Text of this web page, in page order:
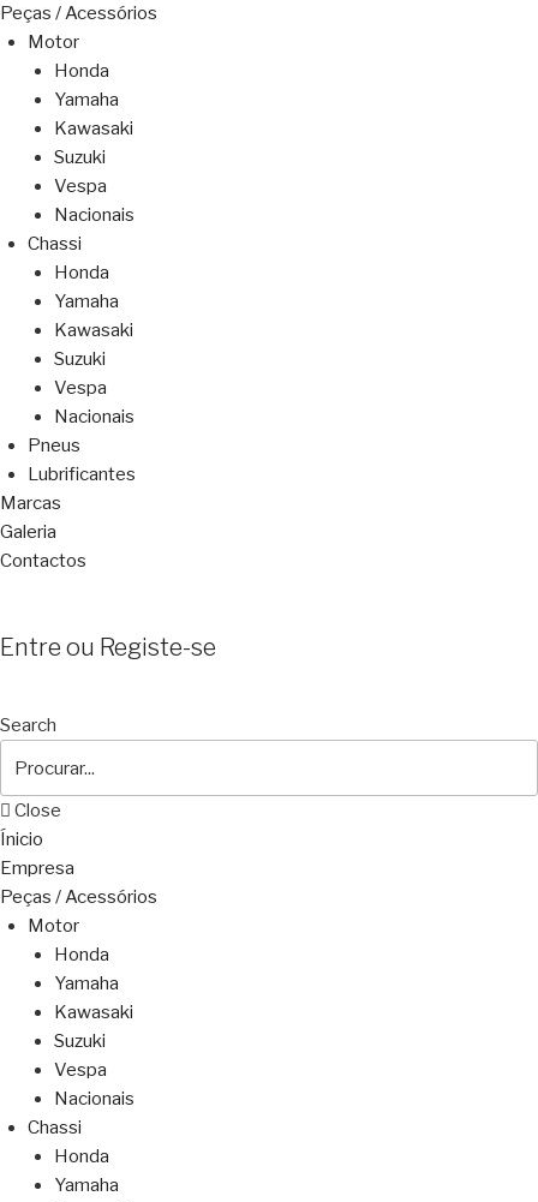
Peças / Acessórios
Motor
Honda
Yamaha
Kawasaki
Suzuki
Vespa
Nacionais
Chassi
Honda
Yamaha
Kawasaki
Suzuki
Vespa
Nacionais
Pneus
Lubrificantes
Marcas
Galeria
Contactos
Entre ou Registe-se
Search
Close
Ínicio
Empresa
Peças / Acessórios
Motor
Honda
Yamaha
Kawasaki
Suzuki
Vespa
Nacionais
Chassi
Honda
Yamaha